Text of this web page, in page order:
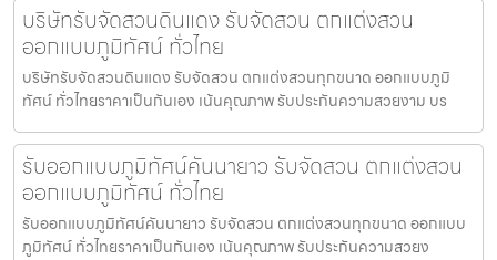
บริษัทรับจัดสวนดินแดง รับจัดสวน ตกแต่งสวน
ออกแบบภูมิทัศน์ ทั่วไทย
บริษัทรับจัดสวนดินแดง รับจัดสวน ตกแต่งสวนทุกขนาด ออกแบบภูมิ
ทัศน์ ทั่วไทยราคาเป็นกันเอง เน้นคุณภาพ รับประกันความสวยงาม บร
รับออกแบบภูมิทัศน์คันนายาว รับจัดสวน ตกแต่งสวน
ออกแบบภูมิทัศน์ ทั่วไทย
รับออกแบบภูมิทัศน์คันนายาว รับจัดสวน ตกแต่งสวนทุกขนาด ออกแบบ
ภูมิทัศน์ ทั่วไทยราคาเป็นกันเอง เน้นคุณภาพ รับประกันความสวยง